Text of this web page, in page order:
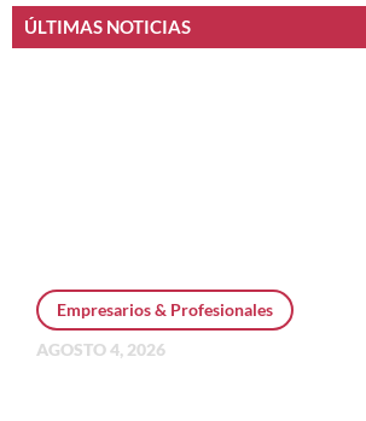
ÚLTIMAS NOTICIAS
Empresarios & Profesionales
AGOSTO 4, 2026